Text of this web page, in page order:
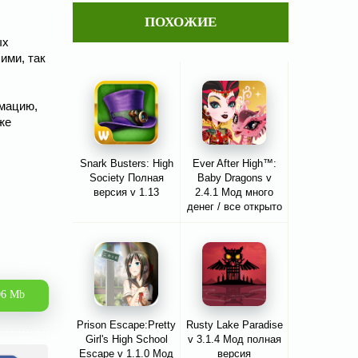
так
Mb
ПОХОЖИЕ
Snark Busters: High
Society Полная
версия v 1.13
Ever After High™:
Baby Dragons v
2.4.1 Мод много
денег / все открыто
Prison Escape:Pretty
Girl's High School
Escape v 1.1.0 Мод
Rusty Lake Paradise
v 3.1.4 Мод полная
версия